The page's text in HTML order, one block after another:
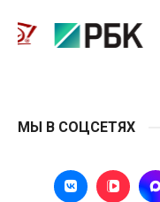
МЫ В СОЦСЕТЯХ